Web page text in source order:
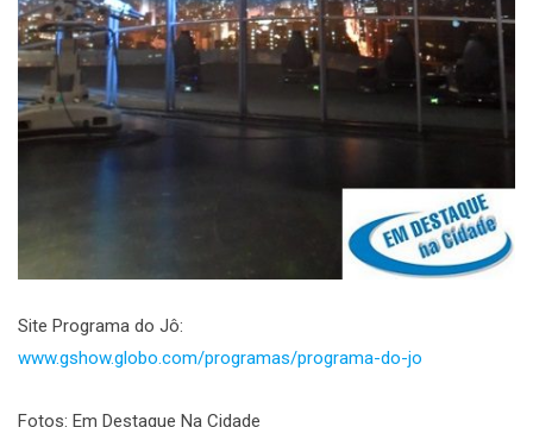
Site Programa do Jô:
www.gshow.globo.com/programas/programa-do-jo
Fotos: Em Destaque Na Cidade